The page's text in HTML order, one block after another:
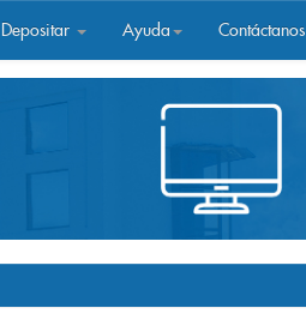
Depositar Ayuda Contáctanos